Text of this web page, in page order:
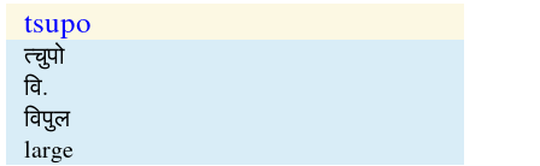
tsupo
त्चुपो
वि.
विपुल
large